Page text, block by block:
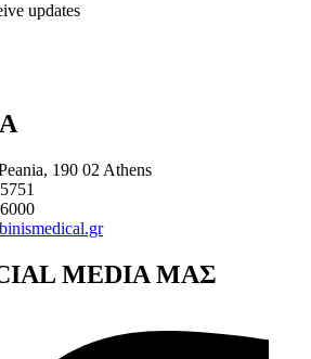
updates
190 02 Athens
MEDIA ΜΑΣ